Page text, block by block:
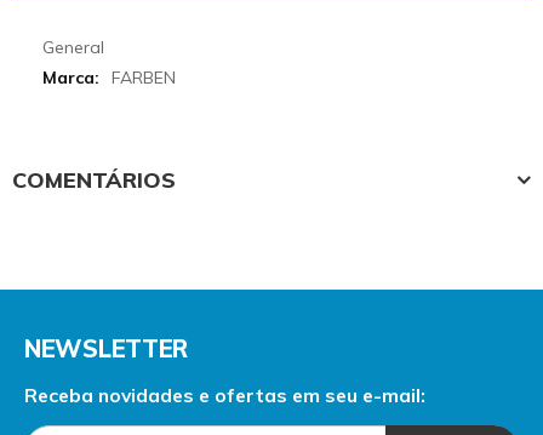
More
Informations
General
FARBEN
COMENTÁRIOS
NEWSLETTER
Receba novidades e ofertas em seu e-mail: